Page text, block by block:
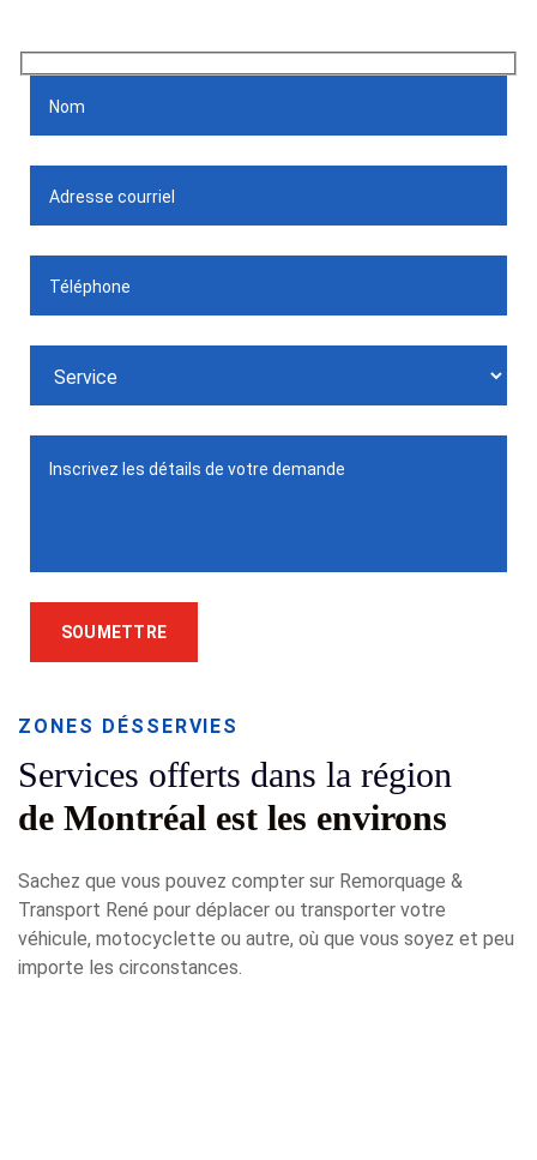
ZONES DÉSSERVIES
Services offerts dans la région
de Montréal est les environs
Sachez que vous pouvez compter sur Remorquage &
Transport René pour déplacer ou transporter votre
véhicule, motocyclette ou autre, où que vous soyez et peu
importe les circonstances.